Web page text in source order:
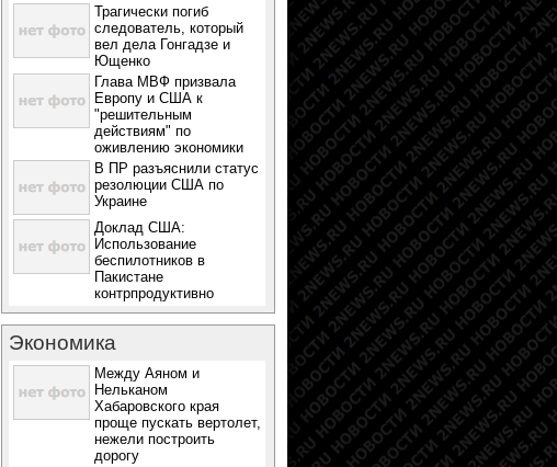
Трагически погиб
следователь, который
вел дела Гонгадзе и
Ющенко
Глава МВФ призвала
Европу и США к
"решительным
действиям" по
оживлению экономики
В ПР разъяснили статус
резолюции США по
Украине
Доклад США:
Использование
беспилотников в
Пакистане
контрпродуктивно
Экономика
Между Аяном и
Нельканом
Хабаровского края
проще пускать вертолет,
нежели построить
дорогу